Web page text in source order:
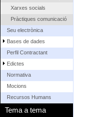
Xarxes socials
Pràctiques comunicació
Seu electrònica
Bases de dades
Perfil Contractant
Edictes
Normativa
Mocions
Recursos Humans
Tema a tema